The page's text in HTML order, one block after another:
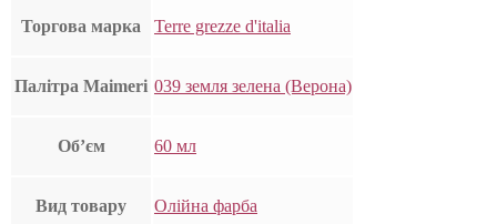
Торгова марка Terre grezze d'italia
Палітра Maimeri 039 земля зелена (Верона)
Об’єм 60 мл
Вид товару Олійна фарба